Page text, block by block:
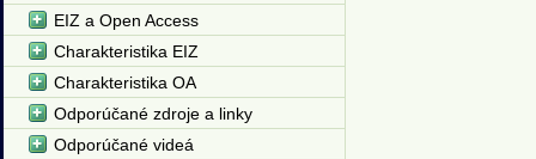
EIZ a Open Access
Charakteristika EIZ
Charakteristika OA
Odporúčané zdroje a linky
Odporúčané videá